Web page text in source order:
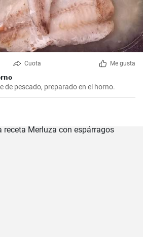
Cuota Me gusta
de pescado, preparado en el horno.